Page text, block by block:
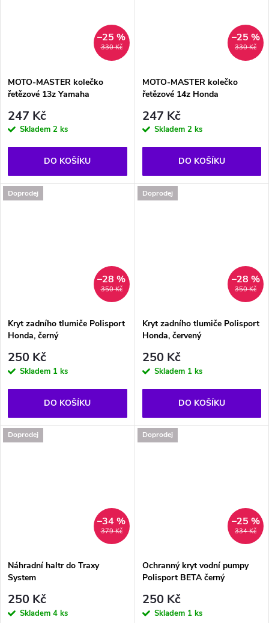
330 Kč
–25 %
MOTO-MASTER kolečko
řetězové 13z Yamaha
247 Kč
Skladem 2 ks
DO KOŠÍKU
330 Kč
–25 %
MOTO-MASTER kolečko
řetězové 14z Honda
247 Kč
Skladem 2 ks
DO KOŠÍKU
Doprodej
350 Kč
–28 %
Kryt zadního tlumiče Polisport
Honda, černý
250 Kč
Skladem 1 ks
DO KOŠÍKU
Doprodej
350 Kč
–28 %
Kryt zadního tlumiče Polisport
Honda, červený
250 Kč
Skladem 1 ks
DO KOŠÍKU
Doprodej
379 Kč
–34 %
Náhradní haltr do Traxy
System
250 Kč
Skladem 4 ks
Doprodej
334 Kč
–25 %
Ochranný kryt vodní pumpy
Polisport BETA černý
250 Kč
Skladem 1 ks